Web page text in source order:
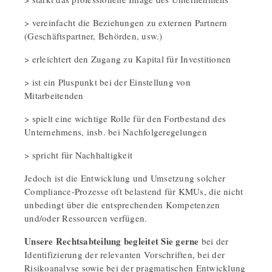
> vereinfacht die Beziehungen zu externen Partnern
(Geschäftspartner, Behörden, usw.)
> erleichtert den Zugang zu Kapital für Investitionen
> ist ein Pluspunkt bei der Einstellung von
Mitarbeitenden
> spielt eine wichtige Rolle für den Fortbestand des
Unternehmens, insb. bei Nachfolgeregelungen
> spricht für Nachhaltigkeit
Jedoch ist die Entwicklung und Umsetzung solcher
Compliance-Prozesse oft belastend für KMUs, die nicht
unbedingt über die entsprechenden Kompetenzen
und/oder Ressourcen verfügen.
Unsere Rechtsabteilung begleitet Sie gerne bei der
Identifizierung der relevanten Vorschriften, bei der
Risikoanalyse sowie bei der pragmatischen Entwicklung